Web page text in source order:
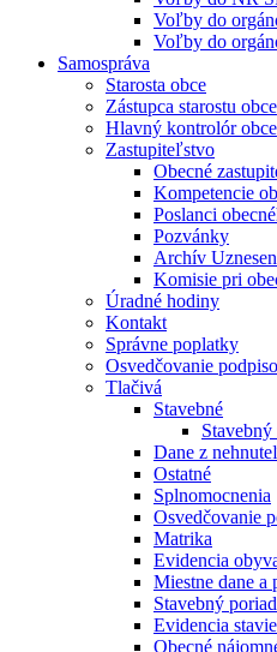
Voľby do
Voľby do
Samospráva
Starosta obce
Zástupca starostu obce
Hlavný kontrolór obce
Zastupiteľstvo
Obecné
Kompetencie
Poslanci
Pozvánky
Archív
Komisie pri
Úradné hodiny
Kontakt
Správne poplatky
Osvedčovanie
Tlačivá
Stavebné
Dane z
Ostatné
Splnomocnenia
Osvedčovanie
Matrika
Evidencia
Miestne dane a
Stavebný
Evidencia
Obecné